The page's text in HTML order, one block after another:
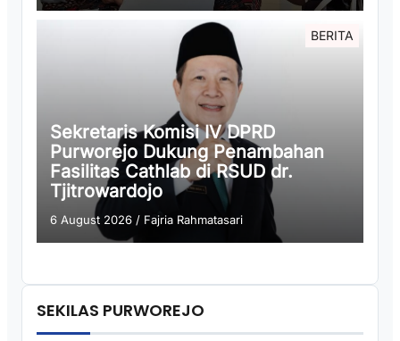
BERITA
Sekretaris Komisi IV DPRD
Purworejo Dukung Penambahan
Fasilitas Cathlab di RSUD dr.
Tjitrowardojo
6 August 2026 / Fajria Rahmatasari
SEKILAS PURWOREJO